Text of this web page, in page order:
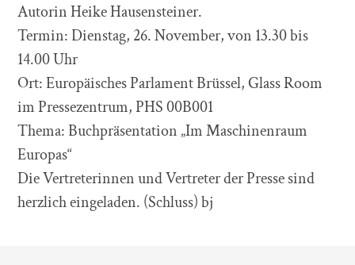
Autorin Heike Hausensteiner.
Termin: Dienstag, 26. November, von 13.30 bis
14.00 Uhr
Ort: Europäisches Parlament Brüssel, Glass Room
im Pressezentrum, PHS 00B001
Thema: Buchpräsentation „Im Maschinenraum
Europas“
Die Vertreterinnen und Vertreter der Presse sind
herzlich eingeladen. (Schluss) bj